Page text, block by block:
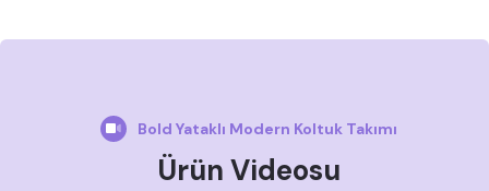
Bold Yataklı Modern Koltuk Takımı
Ürün Videosu